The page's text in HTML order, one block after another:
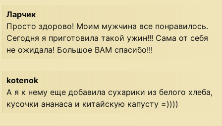
Ларчик
Просто здорово! Моим мужчина все понравилось.
Сегодня я приготовила такой ужин!!! Сама от себя
не ожидала! Большое ВАМ спасибо!!!
kotenok
А я к нему еще добавила сухарики из белого хлеба,
кусочки ананаса и китайскую капусту =))))